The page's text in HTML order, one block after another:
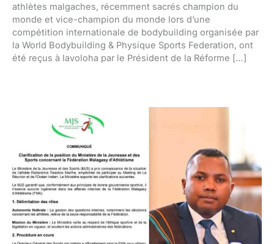
athlètes malgaches, récemment sacrés champion du
monde et vice-champion du monde lors d’une
compétition internationale de bodybuilding organisée par
la World Bodybuilding & Physique Sports Federation, ont
été reçus à Iavoloha par le Président de la Réforme […]